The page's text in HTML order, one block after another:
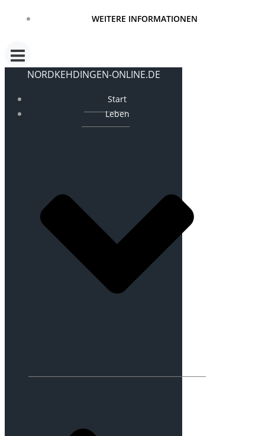
WEITERE INFORMATIONEN
NORDKEHDINGEN-ONLINE.DE
Start
Leben